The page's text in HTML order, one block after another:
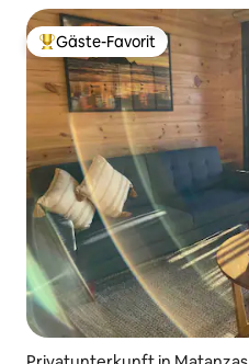
Beliebter Gäste-Favorit.
Gäste-Favorit